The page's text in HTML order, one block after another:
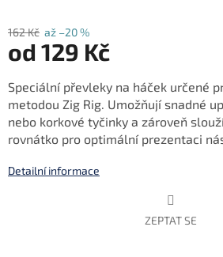
162 Kč až –20 %
od 129 Kč
cena:
Speciální převleky na háček určené
metodou Zig Rig. Umožňují snadné
nebo korkové tyčinky a zároveň
rovnátko pro optimální prezentaci
Detailní informace
ZEPTAT SE